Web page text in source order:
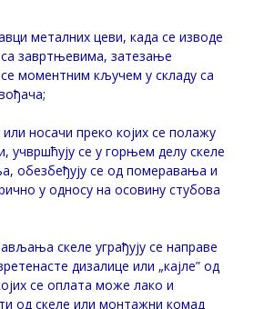
металних цеви, када се изводе
завртњевима, затезање
моментним кључем у складу са
носачи преко којих се полажу
учвршћују се у горњем делу скеле
обезбеђују се од померавања и
у односу на осовину стубова
скеле уграђују се направе
дизалице или „кајле” од
се оплата може лако и
од скеле или монтажни комад